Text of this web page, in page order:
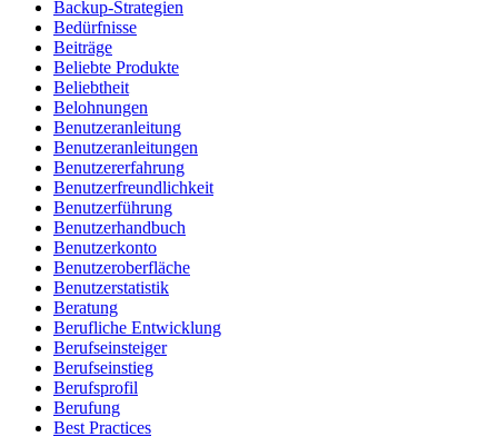
Backup-Strategien
Bedürfnisse
Beiträge
Beliebte Produkte
Beliebtheit
Belohnungen
Benutzeranleitung
Benutzeranleitungen
Benutzererfahrung
Benutzerfreundlichkeit
Benutzerführung
Benutzerhandbuch
Benutzerkonto
Benutzeroberfläche
Benutzerstatistik
Beratung
Berufliche Entwicklung
Berufseinsteiger
Berufseinstieg
Berufsprofil
Berufung
Best Practices